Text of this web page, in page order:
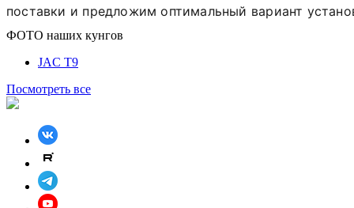
поставки и предложим оптимальный вариант
ФОТО наших кунгов
JAC T9
Посмотреть все